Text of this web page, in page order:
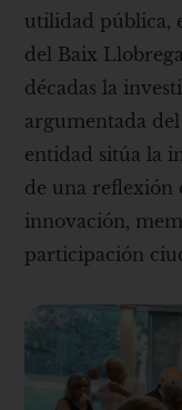
utilidad pública,
del Baix
décadas la
argumentada
entidad sitúa la
de una reflexión
innovación,
participación